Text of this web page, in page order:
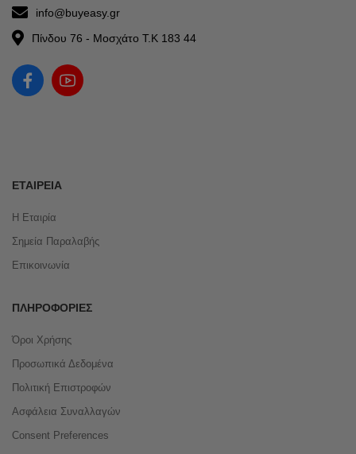
info@buyeasy.gr
Πίνδου 76 - Μοσχάτο Τ.Κ 183 44
ΕΤΑΙΡΕΊΑ
Η Εταιρία
Σημεία Παραλαβής
Επικοινωνία
ΠΛΗΡΟΦΟΡΊΕΣ
Όροι Χρήσης
Προσωπικά Δεδομένα
Πολιτική Επιστροφών
Ασφάλεια Συναλλαγών
Consent Preferences